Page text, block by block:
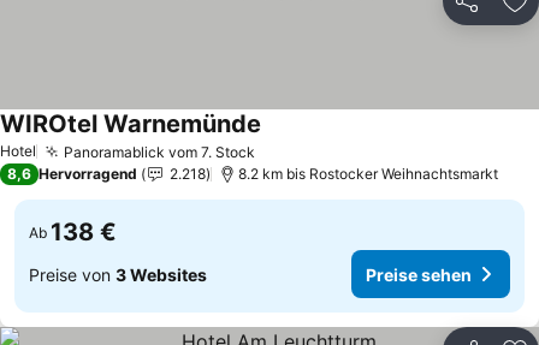
Teilen
Hotel Panoramablick vom 7. Stock
WIROtel Warnemünde
8,6 Hervorragend 2.218 8.2 km bis Rostocker Weihnachtsmarkt
Ab 138 €
Preise von 3 Websites Preise sehen